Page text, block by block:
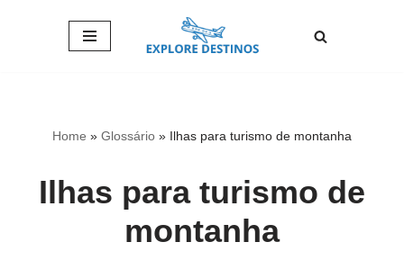
Home » Glossário » Ilhas para turismo de montanha
Ilhas para turismo de
montanha